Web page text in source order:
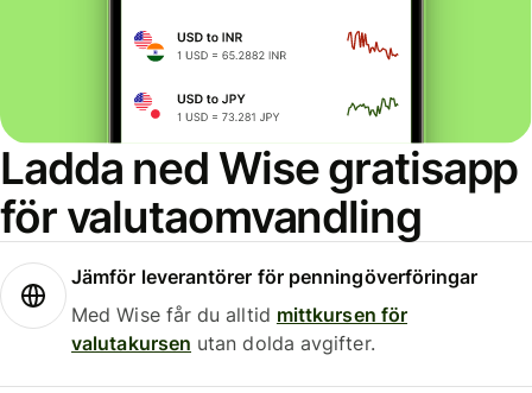
Ladda ned Wise gratisapp
för valutaomvandling
Jämför leverantörer för penningöverföringar
Med Wise får du alltid mittkursen för
valutakursen utan dolda avgifter.